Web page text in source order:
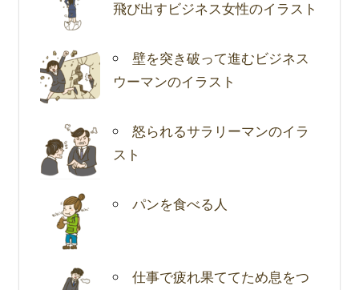
飛び出すビジネス女性のイラスト
壁を突き破って進むビジネス
ウーマンのイラスト
怒られるサラリーマンのイラ
スト
パンを食べる人
仕事で疲れ果ててため息をつ